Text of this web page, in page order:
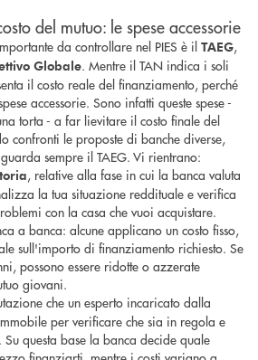
del mutuo: le spese accessorie
da controllare nel PIES è il TAEG,
Globale. Mentre il TAN indica i soli
il costo reale del finanziamento, perché
accessorie. Sono infatti queste spese -
torta - a far lievitare il costo finale del
confronti le proposte di banche diverse,
sempre il TAEG. Vi rientrano:
, relative alla fase in cui la banca valuta
la tua situazione reddituale e verifica
con la casa che vuoi acquistare.
a banca: alcune applicano un costo fisso,
sull'importo di finanziamento richiesto. Se
possono essere ridotte o azzerate
giovani.
che un esperto incaricato dalla
per verificare che sia in regola e
questa base la banca decide quale